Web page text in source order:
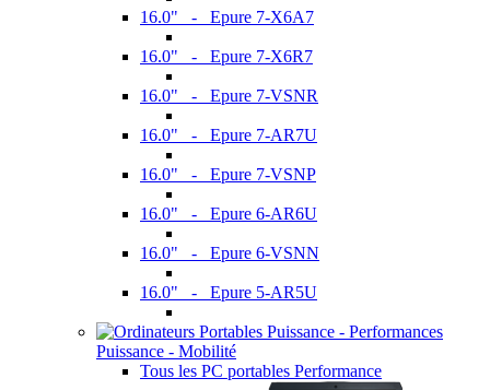
16.0" - Epure 7-X6A7
16.0" - Epure 7-X6R7
16.0" - Epure 7-VSNR
16.0" - Epure 7-AR7U
16.0" - Epure 7-VSNP
16.0" - Epure 6-AR6U
16.0" - Epure 6-VSNN
16.0" - Epure 5-AR5U
Puissance - Mobilité
Tous les PC portables Performance